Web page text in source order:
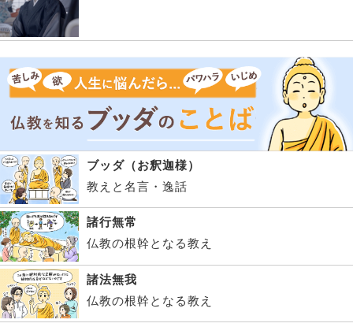
ブッダ（お釈迦様）
教えと名言・逸話
諸行無常
仏教の根幹となる教え
諸法無我
仏教の根幹となる教え